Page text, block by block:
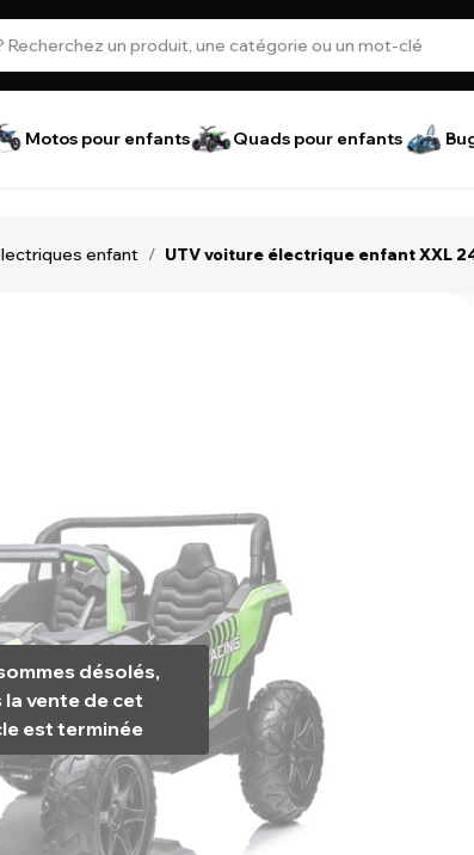
Motos pour enfants Quads pour enfants
enfant / UTV voiture électrique enfant XXL
désolés,
la vente de cet
est terminée